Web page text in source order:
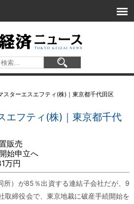
スターエスエフティ(株)｜東京都千代田区
エフティ(株)｜東京都千代
販売
始申立へ
万円
所）が85％出資する連結子会社だが、9
取締役会で、東京地裁に破産手続開始を